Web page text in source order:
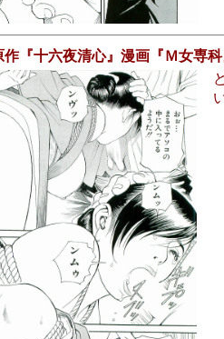
作『十六夜清心』漫画『Ｍ女専